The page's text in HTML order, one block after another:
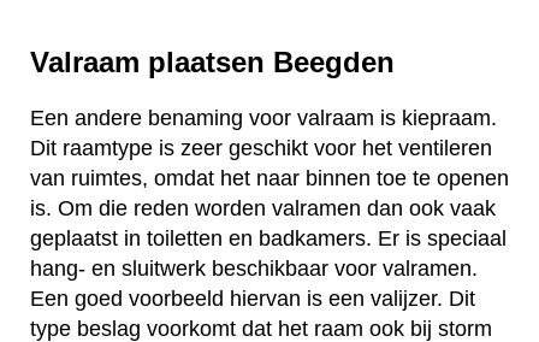
Valraam plaatsen Beegden
Een andere benaming voor valraam is kiepraam.
Dit raamtype is zeer geschikt voor het ventileren
van ruimtes, omdat het naar binnen toe te openen
is. Om die reden worden valramen dan ook vaak
geplaatst in toiletten en badkamers. Er is speciaal
hang- en sluitwerk beschikbaar voor valramen.
Een goed voorbeeld hiervan is een valijzer. Dit
type beslag voorkomt dat het raam ook bij storm